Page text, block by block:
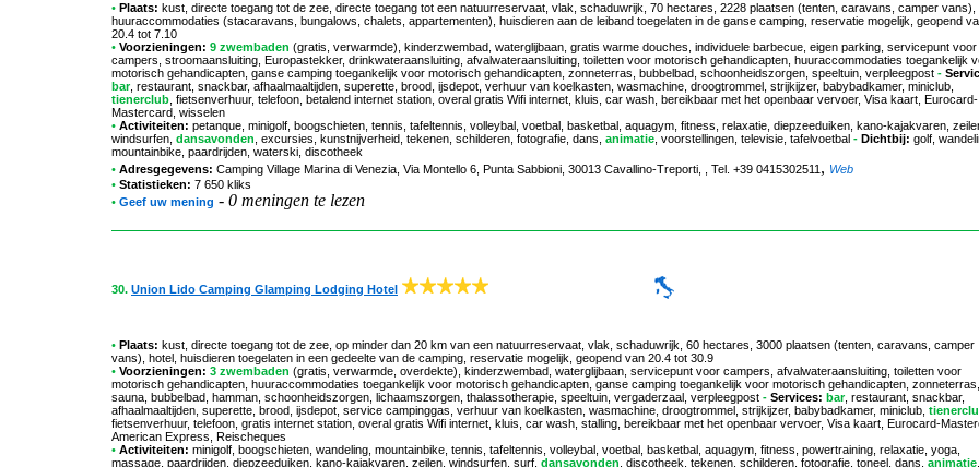
• Plaats: kust, directe toegang tot de zee, directe toegang tot een natuurreservaat, vlak, schaduwrijk, 70 hectares, 2228 plaatsen (tenten, caravans, camper vans),
huuraccommodaties (stacaravans, bungalows, chalets, appartementen), huisdieren aan de leiband toegelaten in de ganse camping, reservatie mogelijk, geopend
20.4 tot 7.10
• Voorzieningen: 9 zwembaden (gratis, verwarmde), kinderzwembad, waterglijbaan, gratis warme douches, individuele barbecue, eigen parking, servicepunt voor
campers, stroomaansluiting, Europastekker, drinkwateraansluiting, afvalwateraansluiting, toiletten voor motorisch gehandicapten, huuraccommodaties toegankelijk
motorisch gehandicapten, ganse camping toegankelijk voor motorisch gehandicapten, zonneterras, bubbelbad, schoonheidszorgen, speeltuin, verpleegpost -
bar, restaurant, snackbar, afhaalmaaltijden, superette, brood, ijsdepot, verhuur van koelkasten, wasmachine, droogtrommel, strijkijzer, babybadkamer, miniclub,
tienerclub , fietsenverhuur, telefoon, betalend internet station, overal gratis Wifi internet, kluis, car wash, bereikbaar met het openbaar vervoer, Visa kaart, Eurocard-
Mastercard, wisselen
• Activiteiten: petanque, minigolf, boogschieten, tennis, tafeltennis, volleybal, voetbal, basketbal, aquagym, fitness, relaxatie, diepzeeduiken, kano-kajakvaren,
windsurfen, dansavonden , excursies, kunstnijverheid, tekenen, schilderen, fotografie, dans, animatie , voorstellingen, televisie, tafelvoetbal - Dichtbij: golf,
mountainbike, paardrijden, waterski, discotheek
• Adresgegevens: Camping Village Marina di Venezia , Via Montello 6, Punta Sabbioni, 30013 Cavallino-Treporti, , Tel. +39 0415302511 , Web
• Statistieken: 7 650 kliks
• Geef uw mening - 0 meningen te lezen
30. Union Lido Camping Glamping Lodging Hotel
• Plaats: kust, directe toegang tot de zee, op minder dan 20 km van een natuurreservaat, vlak, schaduwrijk, 60 hectares, 3000 plaatsen (tenten, caravans, camper
vans), hotel, huisdieren toegelaten in een gedeelte van de camping, reservatie mogelijk, geopend van 20.4 tot 30.9
• Voorzieningen: 3 zwembaden (gratis, verwarmde, overdekte), kinderzwembad, waterglijbaan, servicepunt voor campers, afvalwateraansluiting, toiletten voor
motorisch gehandicapten, huuraccommodaties toegankelijk voor motorisch gehandicapten, ganse camping toegankelijk voor motorisch gehandicapten, zonneterras,
sauna, bubbelbad, hamman, schoonheidszorgen, lichaamszorgen, thalassotherapie, speeltuin, vergaderzaal, verpleegpost - Services: bar, restaurant, snackbar,
afhaalmaaltijden, superette, brood, ijsdepot, service campinggas, verhuur van koelkasten, wasmachine, droogtrommel, strijkijzer, babybadkamer, miniclub,
fietsenverhuur, telefoon, gratis internet station, overal gratis Wifi internet, kluis, car wash, stalling, bereikbaar met het openbaar vervoer, Visa kaart, Eurocard-
American Express, Reischeques
• Activiteiten: minigolf, boogschieten, wandeling, mountainbike, tennis, tafeltennis, volleybal, voetbal, basketbal, aquagym, fitness, powertraining, relaxatie, yoga,
massage, paardrijden, diepzeeduiken, kano-kajakvaren, zeilen, windsurfen, surf, dansavonden , discotheek, tekenen, schilderen, fotografie, toneel, dans, animatie